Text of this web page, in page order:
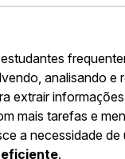
analisando e
extrair
mais tarefas e
a necessidade de
eficiente.